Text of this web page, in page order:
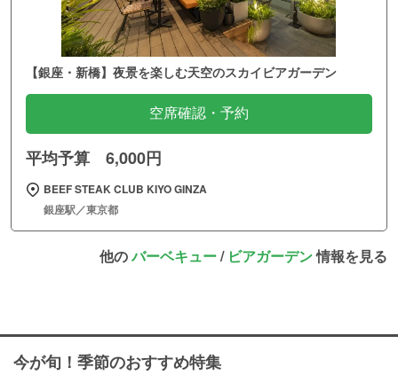
【銀座・新橋】夜景を楽しむ天空のスカイビアガーデン
空席確認・予約
平均予算 6,000円
BEEF STEAK CLUB KIYO GINZA
銀座駅／東京都
他のバーベキュー/ ビアガーデン情報を見る
今が旬！季節のおすすめ特集